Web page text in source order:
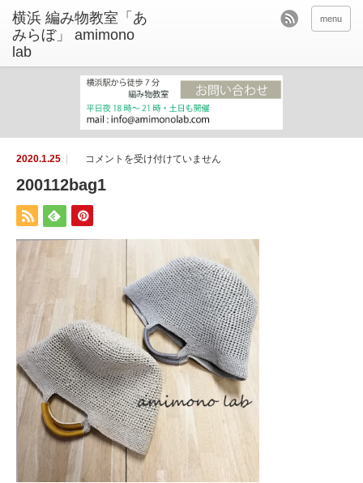
menu
2020.1.25
2
0
1
2
b
g
コメントを受け付けていません
200112bag1